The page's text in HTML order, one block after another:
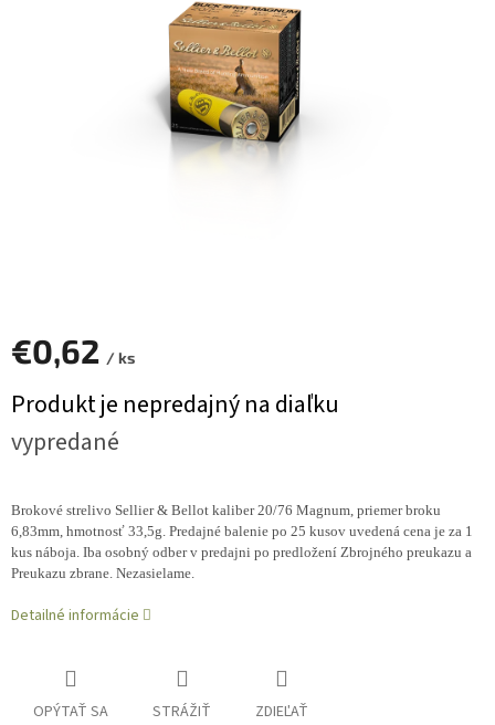
€0,62 / ks
cena:
Produkt je nepredajný na diaľku
vypredané
Brokové strelivo Sellier & Bellot kaliber 20/76 Magnum, priemer broku
6,83mm, hmotnosť 33,5g. Predajné balenie po 25 kusov uvedená cena je za 1
kus náboja. Iba osobný odber v predajni po predložení Zbrojného preukazu a
Preukazu zbrane. Nezasielame.
Detailné informácie
OPÝTAŤ SA STRÁŽIŤ ZDIEĽAŤ